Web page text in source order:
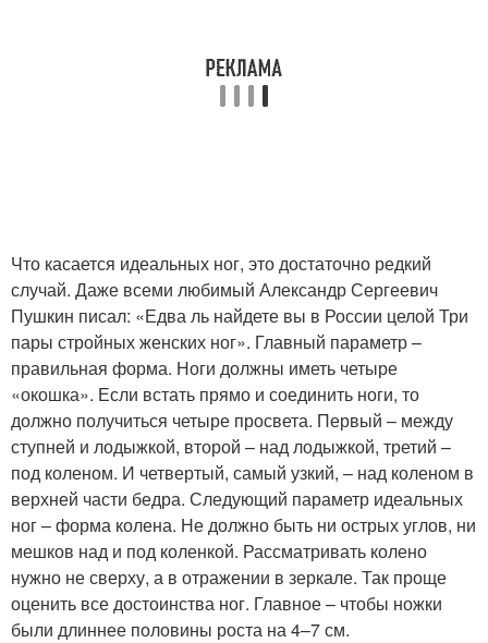
Что касается идеальных ног, это достаточно редкий
случай. Даже всеми любимый Александр Сергеевич
Пушкин писал: «Едва ль найдете вы в России целой Три
пары стройных женских ног». Главный параметр –
правильная форма. Ноги должны иметь четыре
«окошка». Если встать прямо и соединить ноги, то
должно получиться четыре просвета. Первый – между
ступней и лодыжкой, второй – над лодыжкой, третий –
под коленом. И четвертый, самый узкий, – над коленом в
верхней части бедра. Следующий параметр идеальных
ног – форма колена. Не должно быть ни острых углов, ни
мешков над и под коленкой. Рассматривать колено
нужно не сверху, а в отражении в зеркале. Так проще
оценить все достоинства ног. Главное – чтобы ножки
были длиннее половины роста на 4–7 см.